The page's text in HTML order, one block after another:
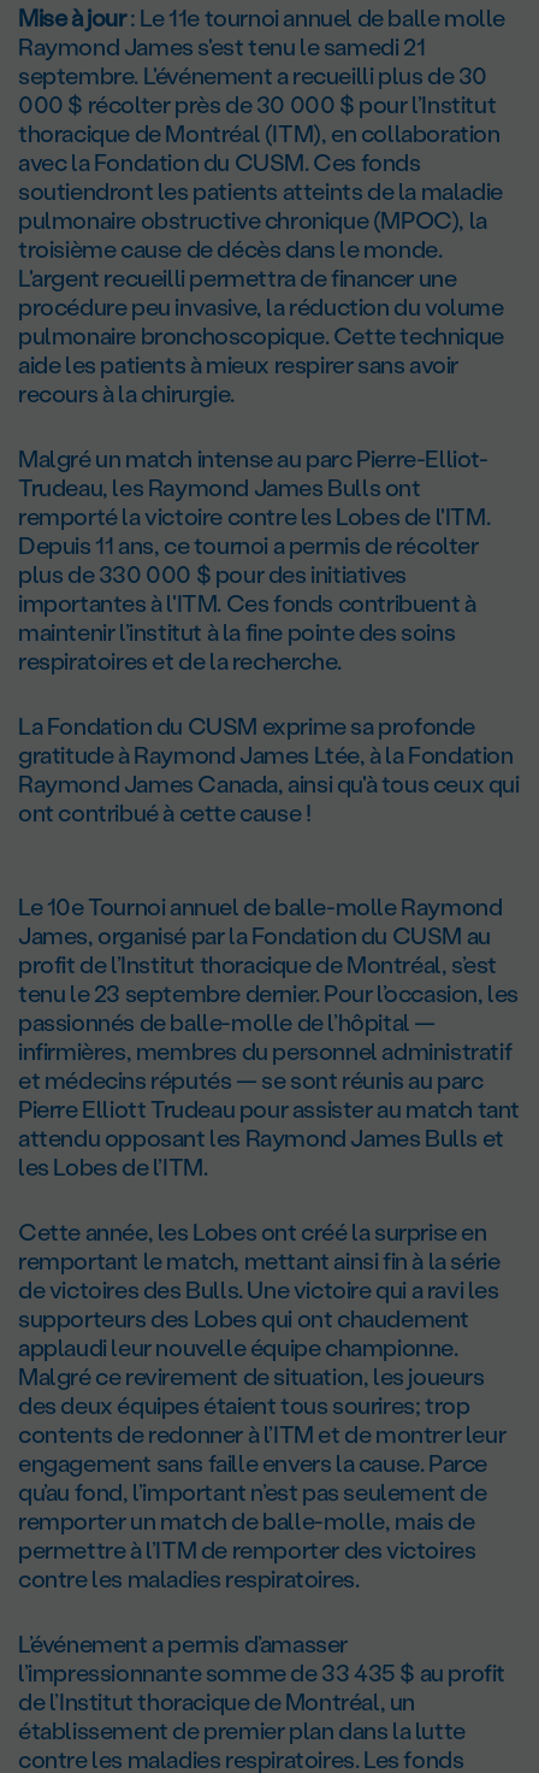
Mise à jour: Le 11e tournoi annuel de balle molle
Raymond James s'est tenu le samedi 21
septembre. L'événement a recueilli plus de 30
000 $ récolter près de 30 000 $ pour l’Institut
thoracique de Montréal (ITM), en collaboration
avec la Fondation du CUSM. Ces fonds
soutiendront les patients atteints de la maladie
pulmonaire obstructive chronique (MPOC), la
troisième cause de décès dans le monde.
L'argent recueilli permettra de financer une
procédure peu invasive, la réduction du volume
pulmonaire bronchoscopique. Cette technique
aide les patients à mieux respirer sans avoir
recours à la chirurgie.
Malgré un match intense au parc Pierre-Elliot-
Trudeau, les Raymond James Bulls ont
remporté la victoire contre les Lobes de l'ITM.
Depuis 11 ans, ce tournoi a permis de récolter
plus de 330 000 $ pour des initiatives
importantes à l'ITM. Ces fonds contribuent à
maintenir l’institut à la fine pointe des soins
respiratoires et de la recherche.
La Fondation du CUSM exprime sa profonde
gratitude à Raymond James Ltée, à la Fondation
Raymond James Canada, ainsi qu'à tous ceux qui
ont contribué à cette cause !
Le 10eTournoi annuel de balle-molle Raymond
James, organisé par la Fondation du CUSM au
profit de l’Institut thoracique de Montréal, s’est
tenu le 23 septembre dernier. Pour l’occasion, les
passionnés de balle-molle de l’hôpital —
infirmières, membres du personnel administratif
et médecins réputés — se sont réunis au parc
Pierre Elliott Trudeau pour assister au match tant
attendu opposant les Raymond James Bulls et
les Lobes de l’ITM.
Cette année, les Lobes ont créé la surprise en
remportant le match, mettant ainsi fin à la série
de victoires des Bulls. Une victoire qui a ravi les
supporteurs des Lobes qui ont chaudement
applaudi leur nouvelle équipe championne.
Malgré ce revirement de situation, les joueurs
des deux équipes étaient tous sourires; trop
contents de redonner à l’ITM et de montrer leur
engagement sans faille envers la cause. Parce
qu’au fond, l’important n’est pas seulement de
remporter un match de balle-molle, mais de
permettre à l’ITM de remporter des victoires
contre les maladies respiratoires.
L’événement a permis d’amasser
l’impressionnante somme de 33 435 $ au profit
de l’Institut thoracique de Montréal, un
établissement de premier plan dans la lutte
contre les maladies respiratoires. Les fonds